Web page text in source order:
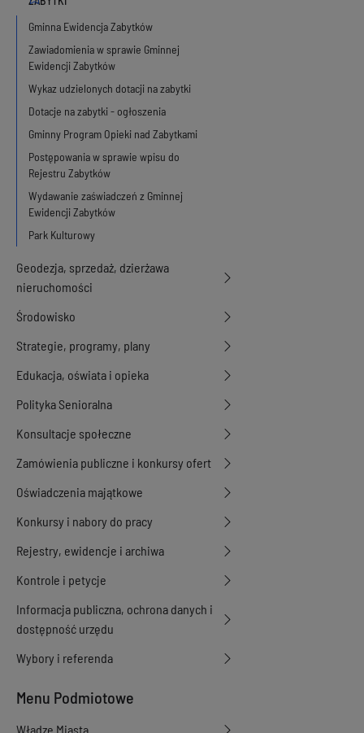
Gminna Ewidencja Zabytków
Zawiadomienia w sprawie Gminnej
Ewidencji Zabytków
Wykaz udzielonych dotacji na zabytki
Dotacje na zabytki - ogłoszenia
Gminny Program Opieki nad Zabytkami
Postępowania w sprawie wpisu do
Rejestru Zabytków
Wydawanie zaświadczeń z Gminnej
Ewidencji Zabytków
Park Kulturowy
Geodezja, sprzedaż, dzierżawa
nieruchomości
Środowisko
Strategie, programy, plany
Edukacja, oświata i opieka
Polityka Senioralna
Konsultacje społeczne
Zamówienia publiczne i konkursy ofert
Oświadczenia majątkowe
Konkursy i nabory do pracy
Rejestry, ewidencje i archiwa
Kontrole i petycje
Informacja publiczna, ochrona danych i
dostępność urzędu
Wybory i referenda
Menu Podmiotowe
Władze Miasta